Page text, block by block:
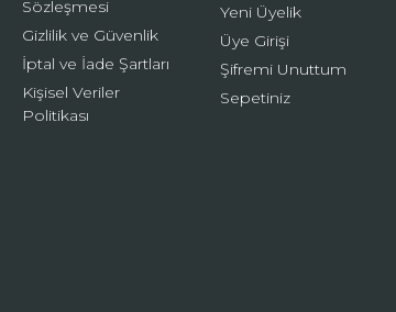
Sözleşmesi
Gizlilik ve Güvenlik
İptal ve İade Şartları
Kişisel Veriler
Politikası
Yeni Üyelik
Üye Girişi
Şifremi Unuttum
Sepetiniz